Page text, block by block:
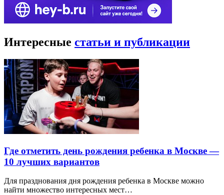
Интересные статьи и публикации
Где отметить день рождения ребенка в Москве —
10 лучших вариантов
Для празднования дня рождения ребенка в Москве можно
найти множество интересных мест…